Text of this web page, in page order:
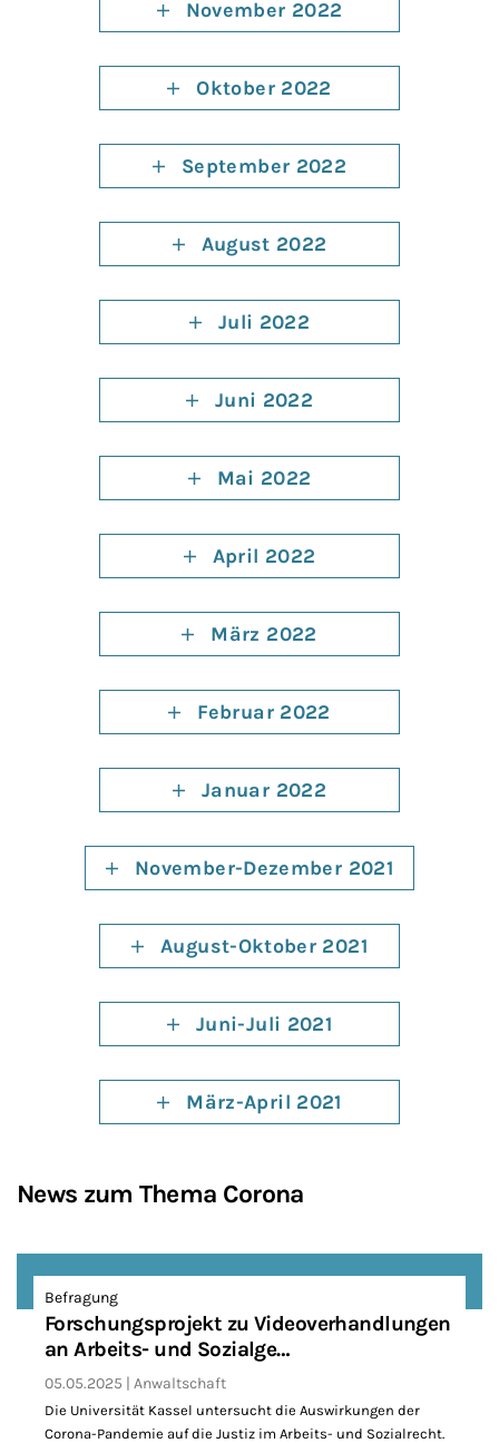
November 2022
Oktober 2022
September 2022
August 2022
Juli 2022
Juni 2022
Mai 2022
April 2022
März 2022
Februar 2022
Januar 2022
November-Dezember 2021
August-Oktober 2021
Juni-Juli 2021
März-April 2021
News zum Thema Corona
Befragung
Forschungsprojekt zu Videoverhandlungen
an Arbeits- und Sozialge…
05.05.2025 Anwaltschaft
Die Universität Kassel untersucht die Auswirkungen der
Corona-Pandemie auf die Justiz im Arbeits- und Sozialrecht.